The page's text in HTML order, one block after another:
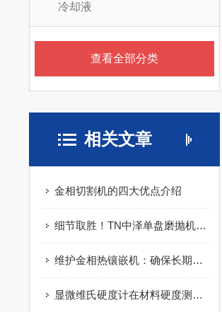
冷却液
查看全部分类
相关文章
金相切割机的四大优点介绍
细节取胜！TN中泽单盘磨抛机如何破解金相制样痛点？
维护金相热镶嵌机：确保长期稳定性能的策略
显微维氏硬度计在材料硬度测试中的重要作用